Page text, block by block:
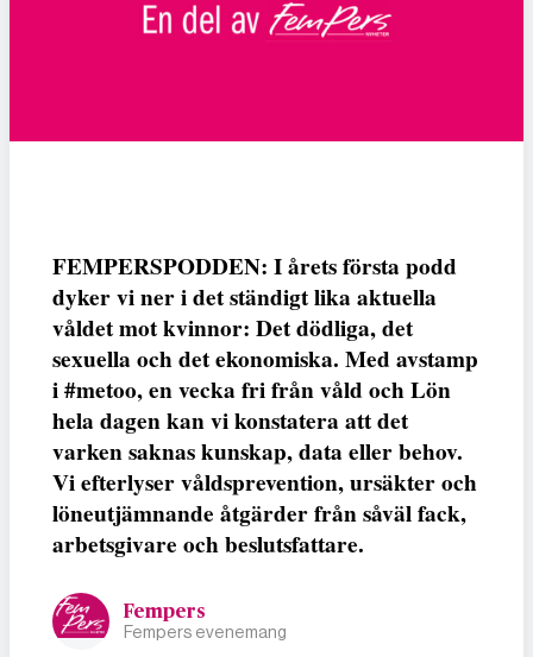
FEMPERSPODDEN: I årets första podd
dyker vi ner i det ständigt lika aktuella
våldet mot kvinnor: Det dödliga, det
sexuella och det ekonomiska. Med avstamp
i #metoo, en vecka fri från våld och Lön
hela dagen kan vi konstatera att det
varken saknas kunskap, data eller behov.
Vi efterlyser våldsprevention, ursäkter och
löneutjämnande åtgärder från såväl fack,
arbetsgivare och beslutsfattare.
Fempers
Fempers evenemang